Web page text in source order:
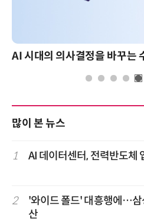
많이 본 뉴스
1 AI 데이터센터, 전력반도체
2
'와이드 폴드' 대흥행에…
산